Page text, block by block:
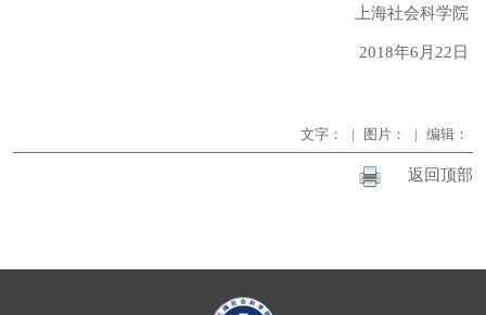
上海社会科学院
2018年6月 22 日
文字： | 图片： | 编辑：
返回顶部